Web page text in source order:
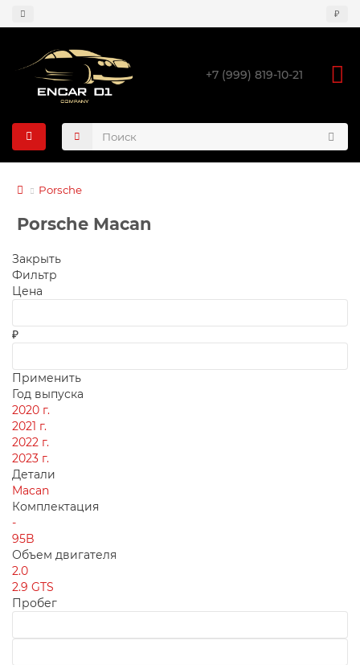
₽
+7 (999) 819-10-21
Porsche
Porsche Macan
Закрыть
Фильтр
Цена
₽
Применить
Год выпуска
2020 г.
2021 г.
2022 г.
2023 г.
Детали
Macan
Комплектация
-
95B
Объем двигателя
2.0
2.9 GTS
Пробег